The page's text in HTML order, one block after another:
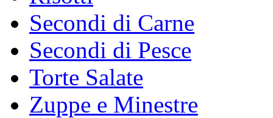
Secondi di Carne
Secondi di Pesce
Torte Salate
Zuppe e Minestre